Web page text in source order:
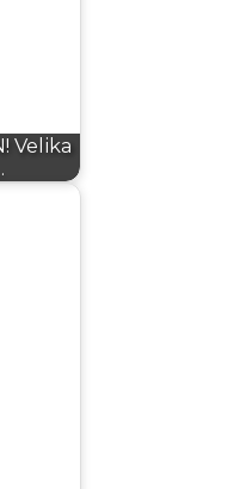
Velika